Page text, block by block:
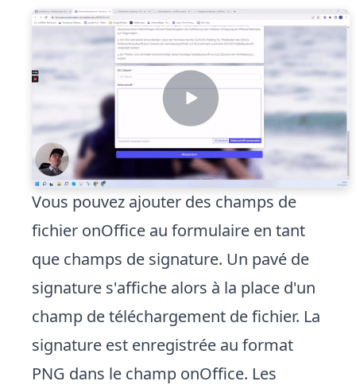
Vous pouvez ajouter des champs de
fichier onOffice au formulaire en tant
que champs de signature. Un pavé de
signature s'affiche alors à la place d'un
champ de téléchargement de fichier. La
signature est enregistrée au format
PNG dans le champ onOffice. Les